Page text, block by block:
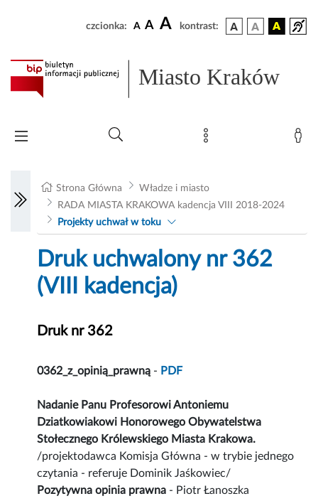
czcionka: A A A kontrast:
Miasto Kraków
Strona Główna
Władze i miasto
RADA MIASTA KRAKOWA kadencja VIII 2018-2024
Projekty uchwał w toku
Druk uchwalony nr 362
(VIII kadencja)
Druk nr 362
0362_z_opinią_prawną - PDF
Nadanie Panu Profesorowi Antoniemu
Dziatkowiakowi Honorowego Obywatelstwa
Stołecznego Królewskiego Miasta Krakowa.
/projektodawca Komisja Główna - w trybie jednego
czytania - referuje Dominik Jaśkowiec/
Pozytywna opinia prawna - Piotr Łanoszka